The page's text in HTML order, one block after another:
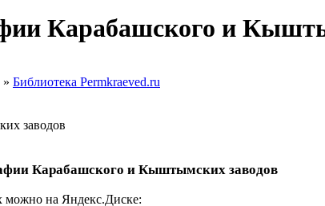
Карабашского и
» Библиотека Permkraeved.ru
заводов
Карабашского и Кыштымских заводов
можно на Яндекс.Диске: